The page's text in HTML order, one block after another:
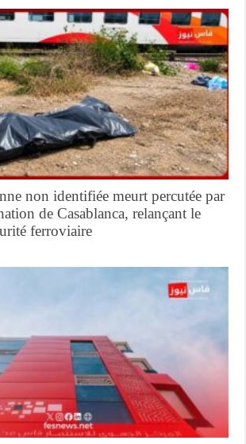
non identifiée meurt percutée par
de Casablanca, relançant le
ferroviaire